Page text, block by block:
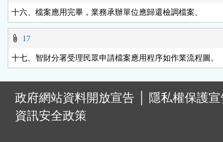
十六、檔案應用完畢，業務承辦單位應歸還檢調檔案。
17
十七、智財分署受理民眾申請檔案應用程序如作業流程圖。
政府網站資料開放宣告
隱私權保護
資訊安全政策